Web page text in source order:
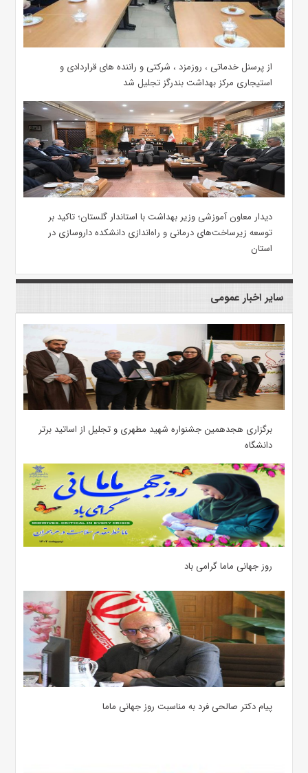
از پرسنل خدماتی ، روزمزد ، شرکتی و راننده های قراردادی و
استیجاری مرکز بهداشت بندرگز تجلیل شد
دیدار معاون آموزشی وزیر بهداشت با استاندار گلستان؛ تاکید بر
توسعه زیرساخت‌های درمانی و راه‌اندازی دانشکده داروسازی در
استان
سایر اخبار عمومی
برگزاری هجدهمین جشنواره شهید مطهری و تجلیل از اساتید برتر
دانشگاه
روز جهانی ماما گرامی باد
پیام دکتر صالحی فرد به مناسبت روز جهانی ماما